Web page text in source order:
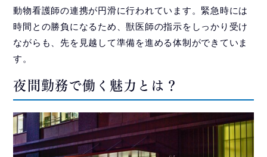
動物看護師の連携が円滑に行われています。緊急時には
時間との勝負になるため、獣医師の指示をしっかり受け
ながらも、先を見越して準備を進める体制ができていま
す。
夜間勤務で働く魅力とは？